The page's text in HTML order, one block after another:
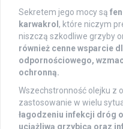
Sekretem jego mocy są
karwakrol , które niczym
niszczą szkodliwe grzyby
również cenne wsparcie
odpornościowego,
ochronną.
Wszechstronność olejku z
zastosowanie w wielu
łagodzeniu infekcji dróg
uciążliwą grzybicą oraz